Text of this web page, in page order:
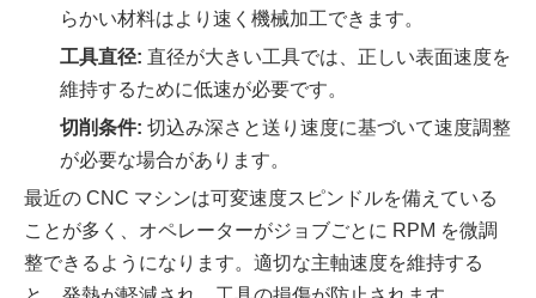
らかい材料はより速く機械加工できます。
工具直径: 直径が大きい工具では、正しい表面速度を
維持するために低速が必要です。
切削条件: 切込み深さと送り速度に基づいて速度調整
が必要な場合があります。
最近の CNC マシンは可変速度スピンドルを備えている
ことが多く、オペレーターがジョブごとに RPM を微調
整できるようになります。適切な主軸速度を維持する